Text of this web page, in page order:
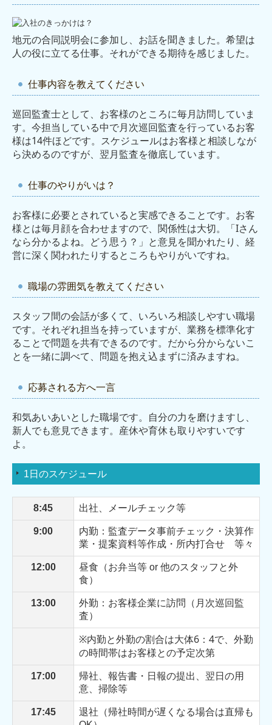
地元の合同説明会に参加し、お話を聞きました。希望は
人の役に立てる仕事。それができる期待を感じました。
仕事内容を教えてください
巡回監査士として、お客様のところに毎月訪問していま
す。今担当している中で月次巡回監査を行っているお客
様は14件ほどです。スケジュールはお客様と相談しなが
ら決めるのですが、翌月監査を徹底しています。
仕事のやりがいは？
お客様に必要とされていると実感できることです。お客
様とは毎月顔を合わせますので、関係性は大切。「Iさん
なら分かるよね。どう思う？」と意見を聞かれたり、経
営に深く関われたりするところもやりがいですね。
職場の雰囲気を教えてください
スタッフ間の会話が多くて、いろいろ相談しやすい職場
です。それぞれ担当を持っていますが、業務を標準化す
ることで問題を共有できるのです。だから分からないこ
とを一緒に調べて、問題を抱え込まずに済みますね。
応募される方へ一言
和気あいあいとした職場です。自分の力を磨けますし、
新人でも意見できます。産休や育休も取りやすいです
よ。
1日のスケジュール
8:45 出社、メールチェック等
9:00
内勤：監査データ事前チェック・決算作
業・提案資料等作成・所内打合せ 等々
12:00
昼食（お弁当等 or 他のスタッフと外
食）
13:00
外勤：お客様企業に訪問（月次巡回監
査）
※内勤と外勤の割合は大体6：4で、外勤
の時間帯はお客様との予定次第
17:00
帰社、報告書・日報の提出、翌日の用
意、掃除等
17:45
退社（帰社時間が遅くなる場合は直帰も